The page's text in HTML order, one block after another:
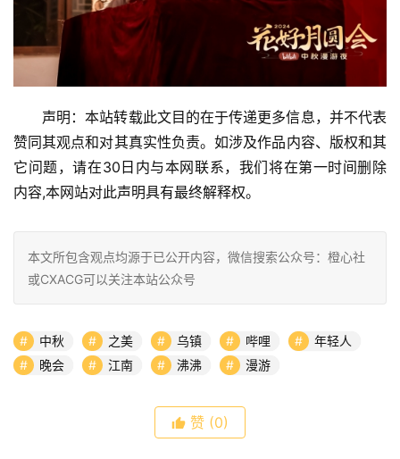
声明：本站转载此文目的在于传递更多信息，并不代表
赞同其观点和对其真实性负责。如涉及作品内容、版权和其
它问题，请在30日内与本网联系，我们将在第一时间删除
内容,本网站对此声明具有最终解释权。
本文所包含观点均源于已公开内容，微信搜索公众号：橙心社
或CXACG可以关注本站公众号
中秋 之美 乌镇 哔哩
年轻人
晚会
江南 沸沸 漫游
赞 (0)